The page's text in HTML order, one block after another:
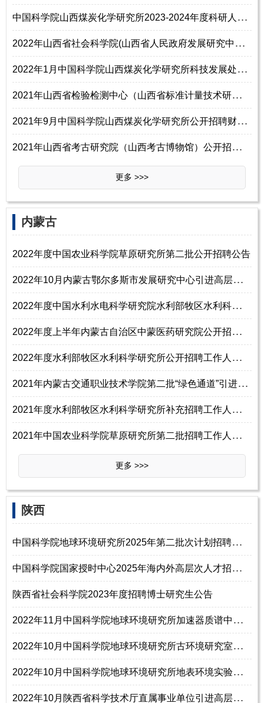
中
国科学院山西煤炭化学研究所2023-2024年度科研人员第一次招聘启事
2
022年山西省社会科学院(山西省人民政府发展研究中心)招聘博士研究生5名公告
2
022年1月中国科学院山西煤炭化学研究所科技发展处公开招聘工作人员1名启事
2
021年山西省检验检测中心（山西省标准计量技术研究院）公开招聘工作人员9名公告
2
021年9月中国科学院山西煤炭化学研究所公开招聘财务管理人员2名启事
2
021年山西省考古研究院（山西考古博物馆）公开招聘急需紧缺专业人才5名公告
更多 >>>
内蒙古
2022年度中国农业科学院草原研究所第二批公开招聘公告
2
022年10月内蒙古鄂尔多斯市发展研究中心引进高层次人才15名公告
2
022年度中国水利水电科学研究院水利部牧区水利科学研究所补充招聘工作人员4名公告
2
022年度上半年内蒙古自治区中蒙医药研究院公开招聘高层次及急需紧缺工作人员公告
2
022年度水利部牧区水利科学研究所公开招聘工作人员13名公告
2
021年内蒙古交通职业技术学院第二批“绿色通道”引进急需紧缺高层次人才11名公告
2
021年度水利部牧区水利科学研究所补充招聘工作人员3名公告
2
021年中国农业科学院草原研究所第二批招聘工作人员10名公告
更多 >>>
陕西
中
国科学院地球环境研究所2025年第二批次计划招聘青年人才启事
中
国科学院国家授时中心2025年海内外高层次人才招聘启事
陕西省社会科学院2023年度招聘博士研究生公告
2
022年11月中国科学院地球环境研究所加速器质谱中心碘-129实验室招聘研究助理1-2名启事
2
022年10月中国科学院地球环境研究所古环境研究室招聘研究助理2名启事
2
022年10月中国科学院地球环境研究所地表环境实验室招聘启事
2
022年10月陕西省科学技术厅直属事业单位引进高层次人才2名公告